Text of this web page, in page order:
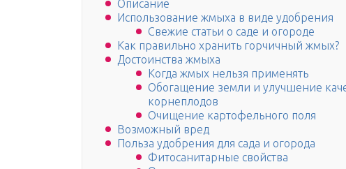
Описание
Использование жмыха в виде удобрения
Свежие статьи о саде и огороде
Как правильно хранить горчичный жмых?
Достоинства жмыха
Когда жмых нельзя применять
Обогащение земли и улучшение
корнеплодов
Очищение картофельного поля
Возможный вред
Польза удобрения для сада и огорода
Фитосанитарные свойства